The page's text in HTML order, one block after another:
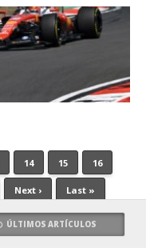
14 15 16
Next › Last »
ÚLTIMOS ARTÍCULOS